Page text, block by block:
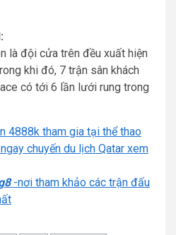
là đội cửa trên đều xuất hiện
khi đó, 7 trận sân khách
có tới 6 lần lưới rung trong
4888k tham gia tại thể thao
chuyến du lịch Qatar xem
-nơi tham khảo các trận đấu